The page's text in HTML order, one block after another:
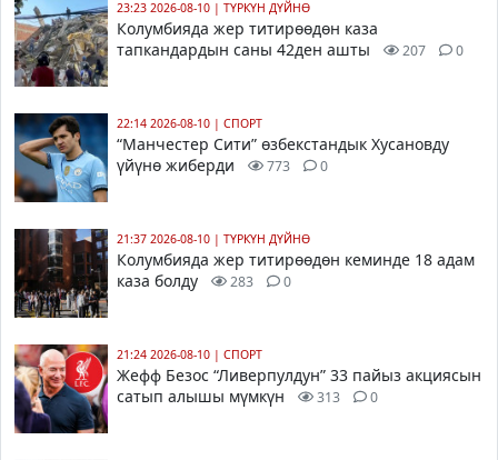
23:23 2026-08-10 | ТҮРКҮН ДҮЙНӨ
Колумбияда жер титирөөдөн каза
тапкандардын саны 42ден ашты
207 0
22:14 2026-08-10 | СПОРТ
“Манчестер Сити” өзбекстандык Хусановду
үйүнө жиберди
773 0
21:37 2026-08-10 | ТҮРКҮН ДҮЙНӨ
Колумбияда жер титирөөдөн кеминде 18 адам
каза болду
283 0
21:24 2026-08-10 | СПОРТ
Жефф Безос “Ливерпулдун” 33 пайыз акциясын
сатып алышы мүмкүн
313 0